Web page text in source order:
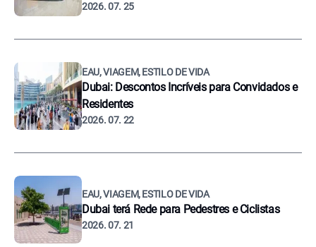
2026. 07. 25
EAU, VIAGEM, ESTILO DE VIDA
Dubai: Descontos Incríveis para Convidados e
Residentes
2026. 07. 22
EAU, VIAGEM, ESTILO DE VIDA
Dubai terá Rede para Pedestres e Ciclistas
2026. 07. 21